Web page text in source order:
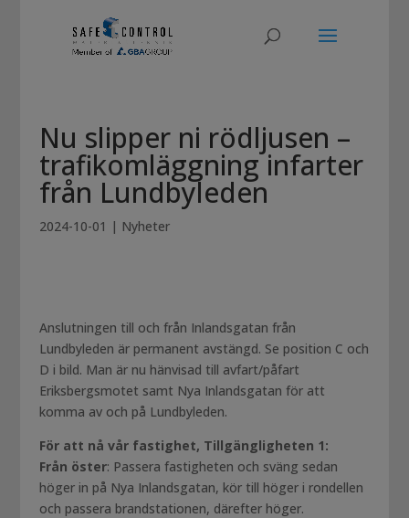
Nu slipper ni rödljusen –
trafikomläggning infarter
från Lundbyleden
2024-10-01 | Nyheter
Anslutningen till och från Inlandsgatan från
Lundbyleden är permanent avstängd. Se position C och
D i bild. Man är nu hänvisad till avfart/påfart
Eriksbergsmotet samt Nya Inlandsgatan för att
komma av och på Lundbyleden.
För att nå vår fastighet, Tillgängligheten 1:
Från öster: Passera fastigheten och sväng sedan
höger in på Nya Inlandsgatan, kör till höger i rondellen
och passera brandstationen, därefter höger.